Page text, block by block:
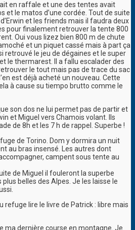
en raffale et une des tentes avait
et le matos d’une cordée. Tout de suite
et les friends mais il faudra deux
pour finalement retrouver la tente 800
Oui vous lizez bien 800 m de chute
et un piquet cassé mais à part ça
retrouvé le jeu de dégaines et le super
le thermarest. Il a fallu escalader des
le tout mais pas de trace du sac
est déjà acheté un nouveau. Cette
à cause su tiempo brutto comme le
son dos ne lui permet pas de partir et
et Miguel vers Chamois volant. Ils
de 8h et les 7 h de rappel. Superbe !
de Torino. Dom y dormira un nuit
au bras insensé. Les autres dont
campent sous tente au
de Miguel il fouleront la superbe
belles des Alpes. Je les laisse le
refuge lire le livre de Patrick : libre mais
ma dernière course en montagne. Je